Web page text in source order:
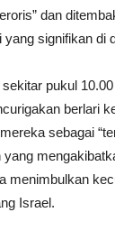
dan
signifikan di
pukul
berlari
sebagai
menimbulkan
Israel.